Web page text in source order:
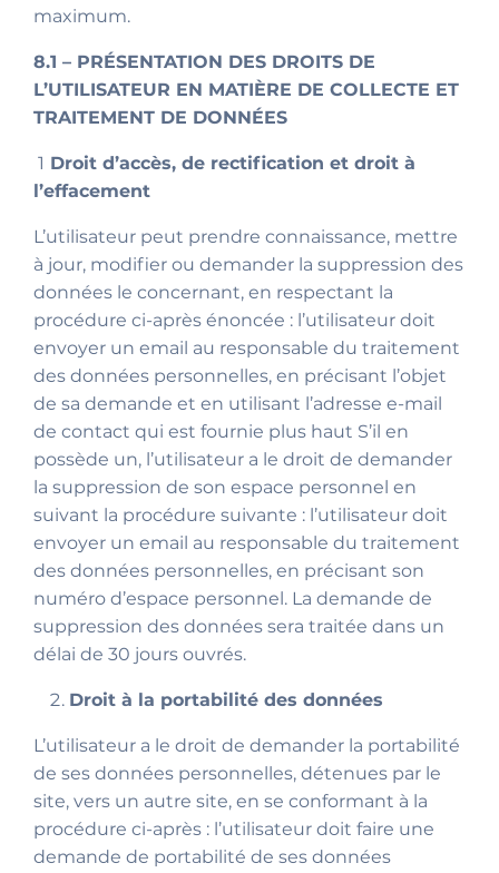
maximum.
8.1 – PRÉSENTATION DES DROITS DE
L’UTILISATEUR EN MATIÈRE DE COLLECTE ET
TRAITEMENT DE DONNÉES
1 Droit d’accès, de rectification et droit à
l’effacement
L’utilisateur peut prendre connaissance, mettre
à jour, modifier ou demander la suppression des
données le concernant, en respectant la
procédure ci-après énoncée : l’utilisateur doit
envoyer un email au responsable du traitement
des données personnelles, en précisant l’objet
de sa demande et en utilisant l’adresse e-mail
de contact qui est fournie plus haut S’il en
possède un, l’utilisateur a le droit de demander
la suppression de son espace personnel en
suivant la procédure suivante : l’utilisateur doit
envoyer un email au responsable du traitement
des données personnelles, en précisant son
numéro d’espace personnel. La demande de
suppression des données sera traitée dans un
délai de 30 jours ouvrés.
Droit à la portabilité des données
L’utilisateur a le droit de demander la portabilité
de ses données personnelles, détenues par le
site, vers un autre site, en se conformant à la
procédure ci-après : l’utilisateur doit faire une
demande de portabilité de ses données